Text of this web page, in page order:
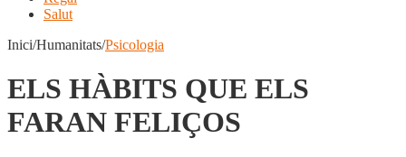
Salut
Inici/Humanitats/Psicologia
ELS HÀBITS QUE ELS
FARAN FELIÇOS